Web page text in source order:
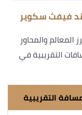
فيفث سكوير
والمحاور
التقريبية في
التقريبية